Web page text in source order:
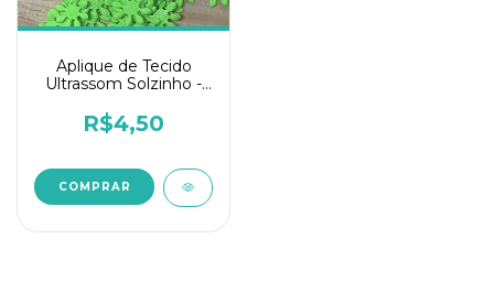
Aplique de Tecido
Ultrassom Solzinho -
R$4,50